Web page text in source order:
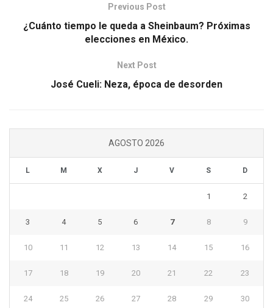
Previous Post
¿Cuánto tiempo le queda a Sheinbaum? Próximas
elecciones en México.
Next Post
José Cueli: Neza, época de desorden
AGOSTO 2026
L M X J V S D
1 2
3 4 5 6 7 8 9
10 11 12 13 14 15 16
17 18 19 20 21 22 23
24 25 26 27 28 29 30